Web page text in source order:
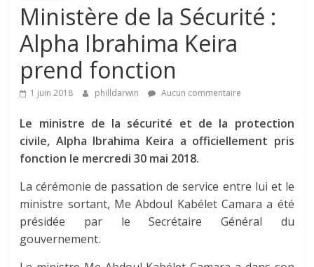
Ministère de la Sécurité :
Alpha Ibrahima Keira
prend fonction
1 juin 2018 philldarwin Aucun commentaire
Le ministre de la sécurité et de la protection
civile, Alpha Ibrahima Keira a officiellement pris
fonction le mercredi 30 mai 2018.
La cérémonie de passation de service entre lui et le
ministre sortant, Me Abdoul Kabélet Camara a été
présidée par le Secrétaire Général du
gouvernement.